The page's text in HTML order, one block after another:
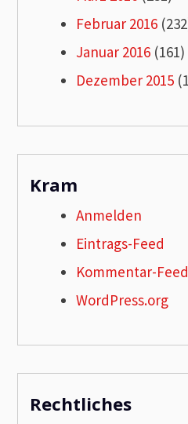
Februar 2016
Januar 2016 (161)
Dezember 2015
Kram
Anmelden
Eintrags-Feed
Kommentar-Feed
WordPress.org
Rechtliches